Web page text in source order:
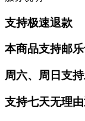
支持极速退款
本商品支持邮
周六、周日支
支持七天无理